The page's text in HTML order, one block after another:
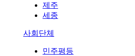
제주
세종
사회단체
민주평등